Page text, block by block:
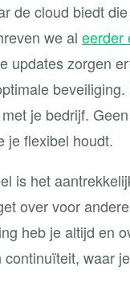
de cloud biedt
we al eerder
updates zorgen
je bedrijf.
je flexibel houdt.
is het
over voor
heb je altijd en
continuïteit, waar